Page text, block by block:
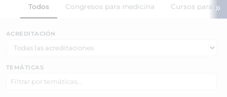
Todos Congresos para medicina Cursos para »
ACREDITACIÓN
TEMÁTICAS